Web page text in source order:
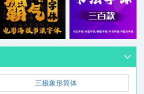
三极象形简体